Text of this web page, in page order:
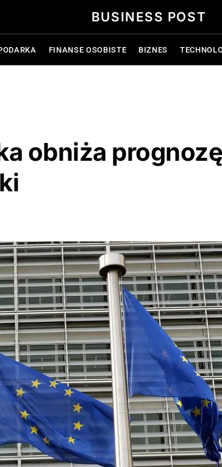
BUSINESS POST
FINANSE OSOBISTE BIZNES
obniża prognozę